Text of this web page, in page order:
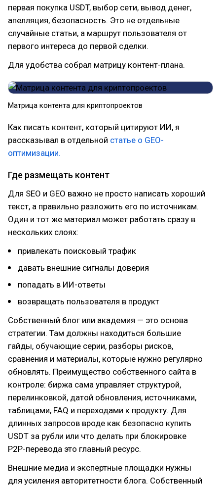
первая покупка USDT, выбор сети, вывод денег,
апелляция, безопасность. Это не отдельные
случайные статьи, а маршрут пользователя от
первого интереса до первой сделки.
Для удобства собрал матрицу контент-плана.
Матрица контента для криптопроектов
Как писать контент, который цитируют ИИ, я
рассказывал в отдельной статье о GEO-
оптимизации.
Где размещать контент
Для SEO и GEO важно не просто написать хороший
текст, а правильно разложить его по источникам.
Один и тот же материал может работать сразу в
нескольких слоях:
привлекать поисковый трафик
давать внешние сигналы доверия
попадать в ИИ-ответы
возвращать пользователя в продукт
Собственный блог или академия — это основа
стратегии. Там должны находиться большие
гайды, обучающие серии, разборы рисков,
сравнения и материалы, которые нужно регулярно
обновлять. Преимущество собственного сайта в
контроле: биржа сама управляет структурой,
перелинковкой, датой обновления, источниками,
таблицами, FAQ и переходами к продукту. Для
длинных запросов вроде как безопасно купить
USDT за рубли или что делать при блокировке
P2P-перевода это главный ресурс.
Внешние медиа и экспертные площадки нужны
для усиления авторитетности блога. Собственный